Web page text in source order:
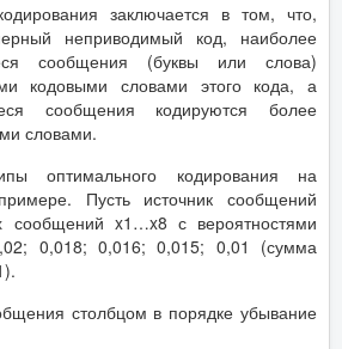
заключается в том, что,
неприводимый код, наиболее
сообщения (буквы или слова)
кодовыми словами этого кода, а
сообщения кодируются более
словами.
оптимального кодирования на
Пусть источник сообщений
сообщений x1…x8 с вероятностями
0,018; 0,016; 0,015; 0,01 (сумма
столбцом в порядке убывание